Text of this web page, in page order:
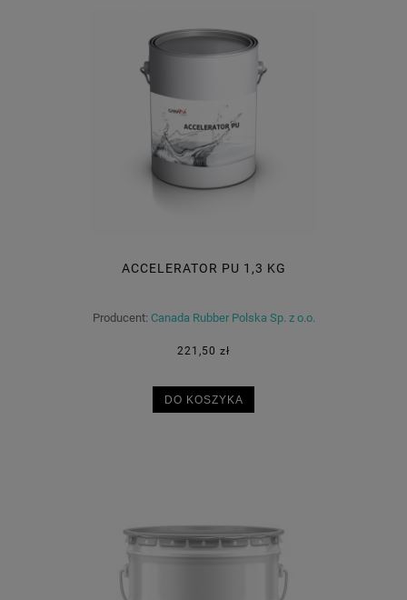
ACCELERATOR PU 1,3 KG
Producent: Canada Rubber Polska Sp. z o.o.
221,50 zł
DO KOSZYKA